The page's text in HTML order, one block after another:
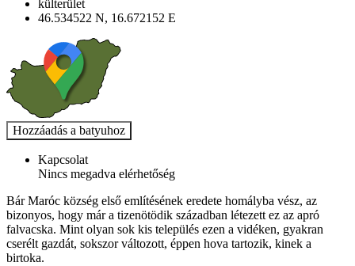
külterület
46.534522 N, 16.672152 E
Kapcsolat
Nincs megadva elérhetőség
Bár Maróc község első említésének eredete homályba vész, az
bizonyos, hogy már a tizenötödik században létezett ez az apró
falvacska. Mint olyan sok kis település ezen a vidéken, gyakran
cserélt gazdát, sokszor változott, éppen hova tartozik, kinek a
birtoka.